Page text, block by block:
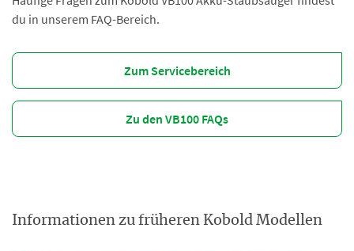
du in unserem FAQ-Bereich.
Zum Servicebereich
Zu den VB100 FAQs
Informationen zu früheren Kobold Modellen